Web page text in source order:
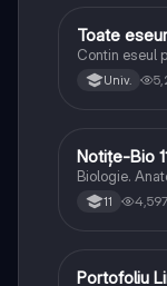
Limba și
Toate
Contin eseul
Univ.
Biologie
Notițe-Bio
Biologie.
11 4,597
Limba și
Portofoliu